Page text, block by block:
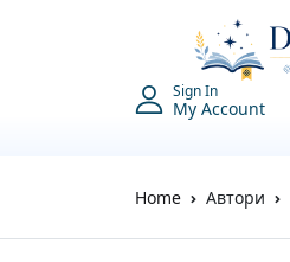
Sign In
My Account
Home Автори